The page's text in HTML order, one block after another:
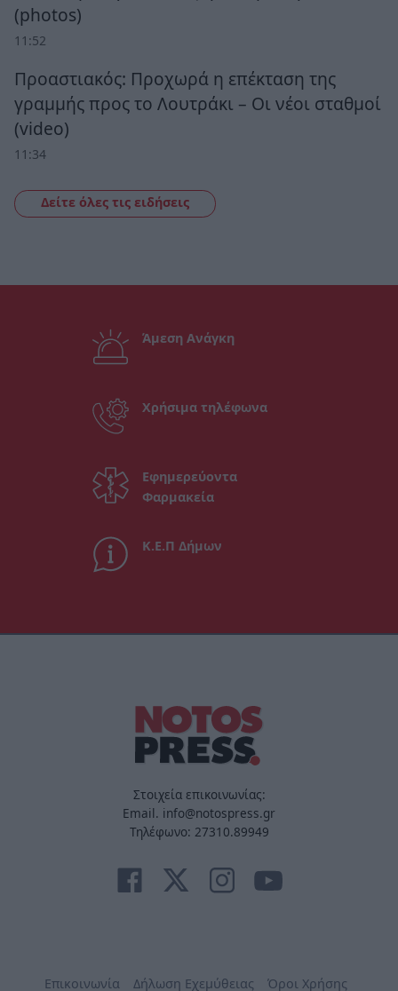
(photos)
11:52
Προαστιακός: Προχωρά η επέκταση της
γραμμής προς το Λουτράκι – Οι νέοι σταθμοί
(video)
11:34
Δείτε όλες τις ειδήσεις
Άμεση Ανάγκη
Χρήσιμα τηλέφωνα
Εφημερεύοντα
Φαρμακεία
Κ.Ε.Π Δήμων
Στοιχεία επικοινωνίας:
Email. info@notospress.gr
Τηλέφωνο: 27310.89949
Επικοινωνία Δήλωση Εχεμύθειας Όροι Χρήσης